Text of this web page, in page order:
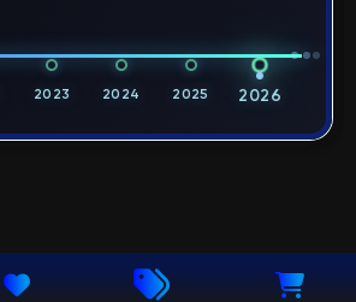
2023 2024 2025 2026